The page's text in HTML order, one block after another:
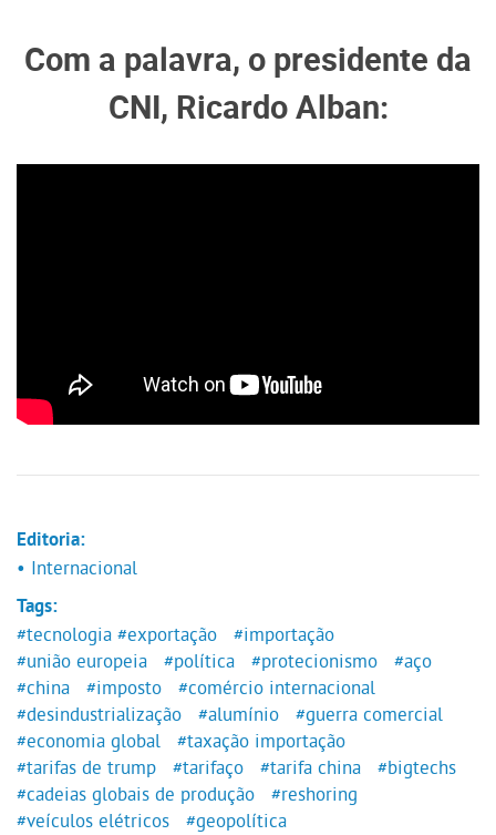
Com a palavra, o presidente da
CNI, Ricardo Alban:
Editoria:
• Internacional
Tags:
#tecnologia #exportação
#importação
#união europeia
#política #protecionismo
#aço
#china
#imposto
#comércio internacional
#desindustrialização
#alumínio
#guerra comercial
#economia global
#taxação importação
#tarifas de trump
#tarifaço #tarifa china
#bigtechs
#cadeias globais de produção
#reshoring
#veículos elétricos
#geopolítica